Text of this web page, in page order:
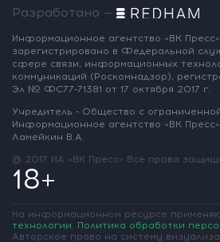
Разработано —
Информационное агентство «ВК Пресс»
зарегистрировано в Федеральной
сфере связи, информационных
коммуникаций (Роскомнадзор),
Эл № ФС77-71381 от 17 октября 2017 г.
Учредитель - Общество с
Информационное агентство «ВК
Ламейкин В.А.
@ 2017 ИА «ВК Пресс» Все права
18+
На информационном ресурсе
технологии. Политика обработки
Авторское право на систему